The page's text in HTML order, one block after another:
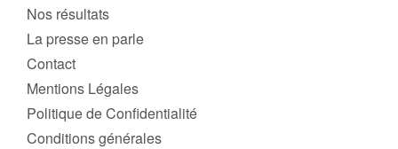
Nos résultats
La presse en parle
Contact
Mentions Légales
Politique de Confidentialité
Conditions générales